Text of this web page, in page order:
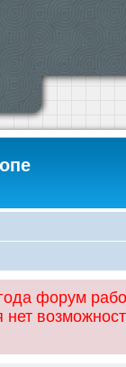
форум